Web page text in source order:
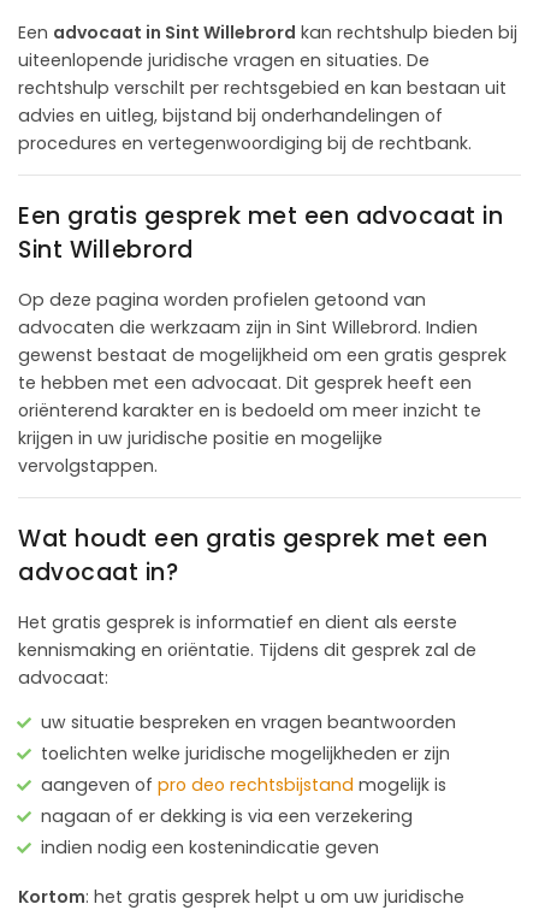
Een advocaat in Sint Willebrord kan rechtshulp bieden bij
uiteenlopende juridische vragen en situaties. De
rechtshulp verschilt per rechtsgebied en kan bestaan uit
advies en uitleg, bijstand bij onderhandelingen of
procedures en vertegenwoordiging bij de rechtbank.
Een gratis gesprek met een advocaat in
Sint Willebrord
Op deze pagina worden profielen getoond van
advocaten die werkzaam zijn in Sint Willebrord. Indien
gewenst bestaat de mogelijkheid om een gratis gesprek
te hebben met een advocaat. Dit gesprek heeft een
oriënterend karakter en is bedoeld om meer inzicht te
krijgen in uw juridische positie en mogelijke
vervolgstappen.
Wat houdt een gratis gesprek met een
advocaat in?
Het gratis gesprek is informatief en dient als eerste
kennismaking en oriëntatie. Tijdens dit gesprek zal de
advocaat:
uw situatie bespreken en vragen beantwoorden
toelichten welke juridische mogelijkheden er zijn
aangeven of pro deo rechtsbijstand mogelijk is
nagaan of er dekking is via een verzekering
indien nodig een kostenindicatie geven
Kortom: het gratis gesprek helpt u om uw juridische